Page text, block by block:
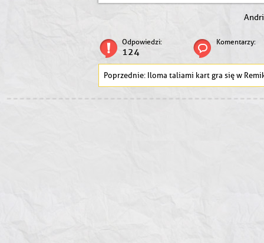
Odpowiedzi:
124
Komentarzy:
Iloma taliami kart gra się w